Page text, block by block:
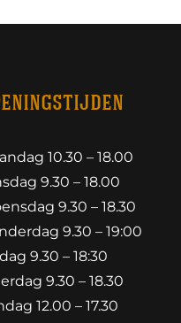
10.30 – 18.00
9.30 – 18.00
9.30 – 18.30
9.30 – 19:00
9.30 – 18:30
9.30 – 18.30
12.00 – 17.30